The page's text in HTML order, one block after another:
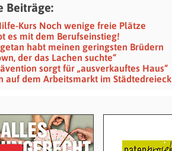
Beiträge:
Kurs Noch wenige freie Plätze
es mit dem Berufseinstieg!
habt meinen geringsten Brüdern
der das Lachen suchte“
sorgt für „ausverkauftes Haus“
auf dem Arbeitsmarkt im Städtedreieck